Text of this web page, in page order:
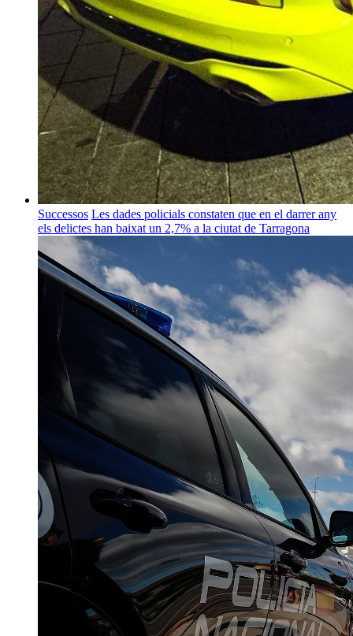
Successos Les dades policials constaten que en el darrer any
els delictes han baixat un 2,7% a la ciutat de Tarragona